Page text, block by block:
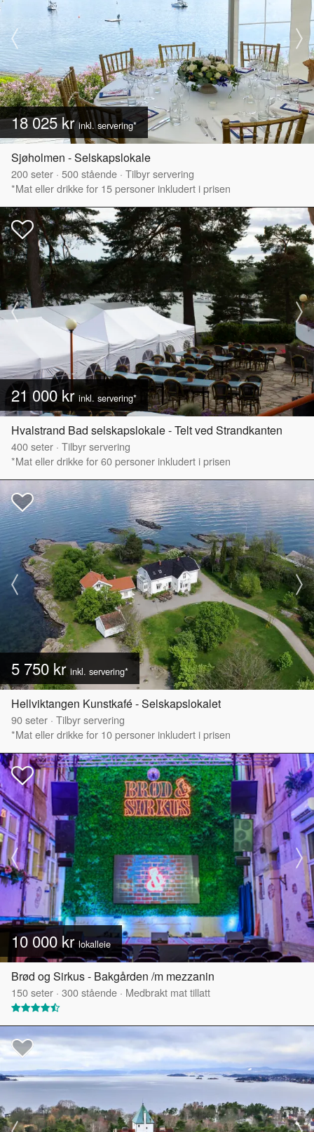
18 025 krinkl. servering*
Sjøholmen - Selskapslokale
200seter · 500stående · Tilbyr servering
*Mat eller drikke for 15 personer inkludert i prisen
21 000 kr inkl. servering*
Hvalstrand Bad selskapslokale - Telt ved Strandkanten
400seter · Tilbyr servering
*Mat eller drikke for 60 personer inkludert i prisen
5 750 krinkl. servering*
Hellviktangen Kunstkafé - Selskapslokalet
90seter · Tilbyr servering
*Mat eller drikke for 10 personer inkludert i prisen
10 000 kr lokalleie
Brød og Sirkus - Bakgården /m mezzanin
150seter · 300stående · Medbrakt mat tillatt